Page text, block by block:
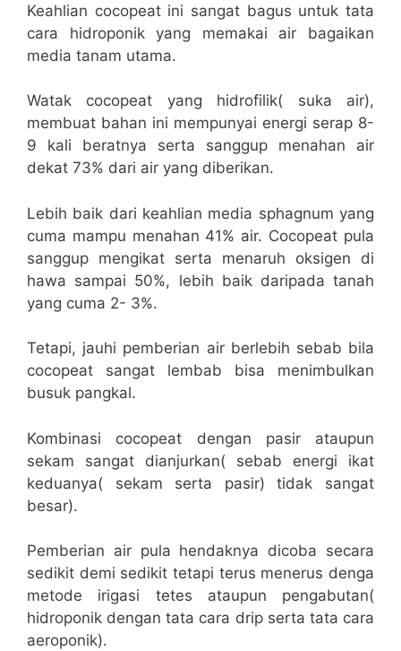
Keahlian cocopeat ini sangat bagus untuk tata
cara hidroponik yang memakai air bagaikan
media tanam utama.
Watak cocopeat yang hidrofilik( suka air),
membuat bahan ini mempunyai energi serap 8-
9 kali beratnya serta sanggup menahan air
dekat 73% dari air yang diberikan.
Lebih baik dari keahlian media sphagnum yang
cuma mampu menahan 41% air. Cocopeat pula
sanggup mengikat serta menaruh oksigen di
hawa sampai 50%, lebih baik daripada tanah
yang cuma 2- 3%.
Tetapi, jauhi pemberian air berlebih sebab bila
cocopeat sangat lembab bisa menimbulkan
busuk pangkal.
Kombinasi cocopeat dengan pasir ataupun
sekam sangat dianjurkan( sebab energi ikat
keduanya( sekam serta pasir) tidak sangat
besar).
Pemberian air pula hendaknya dicoba secara
sedikit demi sedikit tetapi terus menerus denga
metode irigasi tetes ataupun pengabutan(
hidroponik dengan tata cara drip serta tata cara
aeroponik).